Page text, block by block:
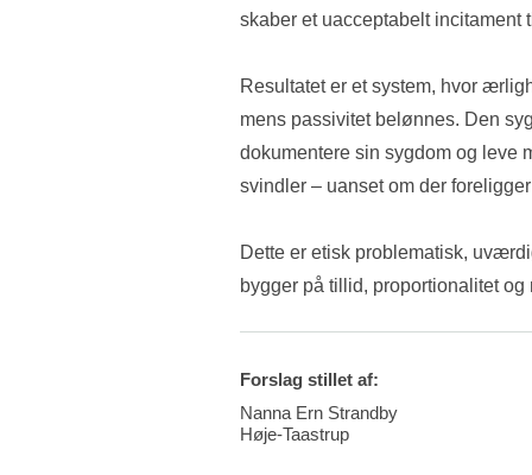
skaber et uacceptabelt incitament
Resultatet er et system, hvor
mens passivitet belønnes. Den
dokumentere sin sygdom og leve
svindler – uanset om der
Dette er etisk problematisk,
bygger på tillid, proportionalitet og
Forslag stillet af:
Nanna Ern Strandby
Høje-Taastrup